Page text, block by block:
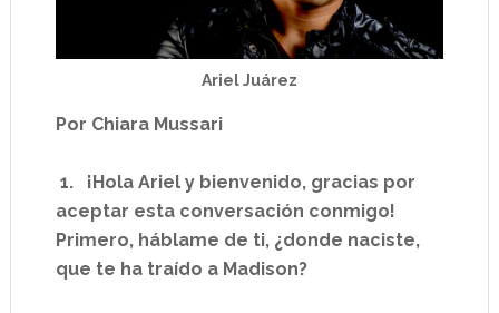
Ariel Juárez
Por Chiara Mussari
1. ¡Hola Ariel y bienvenido, gracias por
aceptar esta conversación conmigo!
Primero, háblame de ti, ¿donde naciste,
que te ha traído a Madison?